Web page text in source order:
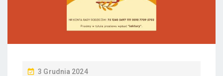
P
3 Grudnia 2024